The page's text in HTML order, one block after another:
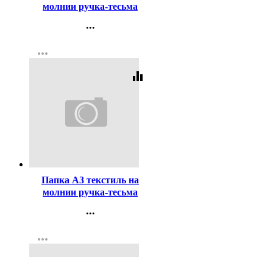
молнии ручка-тесьма
deVENTE Синяя
...
Регистрация
more_horiz
equalizer
Папка А3 текстиль на
молнии ручка-тесьма
Черная 45x35x7 см арт
...
Регистрация
more_horiz